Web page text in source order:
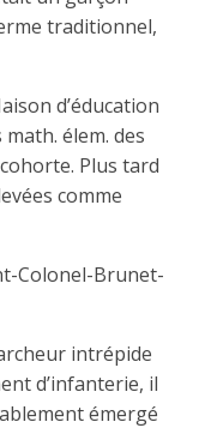
traditionnel,
d’éducation
élem. des
Plus tard
comme
Colonel-Brunet-
intrépide
d’infanterie, il
émergé